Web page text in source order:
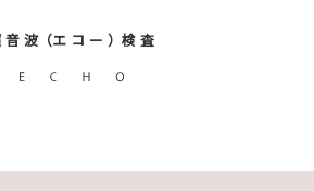
音 波（エ コ ー ）検 査